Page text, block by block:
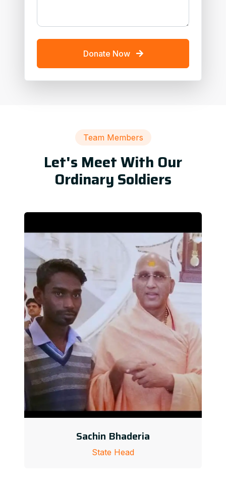
Donate Now
Team Members
Let's Meet With Our
Ordinary Soldiers
Sachin Bhaderia
State Head